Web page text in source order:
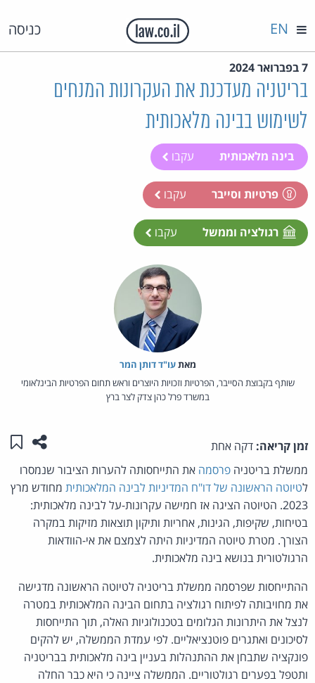
כניסה EN
7 בפברואר 2024
בריטניה מעדכנת את העקרונות המנחים
לשימוש בבינה מלאכותית
בינה מלאכותית עקבו
פרטיות וסייבר עקבו
רגולציה וממשל עקבו
מאת‏עו"ד דותן המר
שותף בקבוצת הסייבר, הפרטיות וזכויות היוצרים וראש תחום הפרטיות הבינלאומי
במשרד פרל כהן צדק לצר ברץ
זמן קריאה: דקה אחת שתפו
ממשלת בריטניה פרסמה את התייחסותה להערות הציבור שנמסרו
לטיוטה הראשונה של דו"ח המדיניות לבינה המלאכותית מחודש מרץ
2023. הטיוטה הציגה אז חמישה עקרונות-על לבינה מלאכותית:
בטיחות, שקיפות, הגינות, אחריות ותיקון תוצאות מזיקות במקרה
הצורך. מטרת טיוטה המדיניות היתה לצמצם את אי-הוודאות
הרגולטורית בנושא בינה מלאכותית.
ההתייחסות שפרסמה ממשלת בריטניה לטיוטה הראשונה מדגישה
את מחויבותה לפיתוח רגולציה בתחום הבינה המלאכותית במטרה
לנצל את היתרונות הגלומים בטכנולוגיות האלה, תוך התייחסות
לסיכונים ואתגרים פוטנציאליים. לפי עמדת הממשלה, יש להקים
פונקציה שתבחן את ההתנהלות בעניין בינה מלאכותית בבריטניה
ותטפל בפערים רגולטוריים. הממשלה ציינה כי היא כבר החלה